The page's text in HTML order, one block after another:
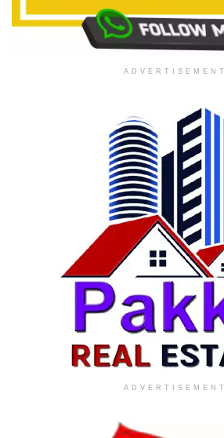
ADVERTISEMENT
ADVERTISEMENT